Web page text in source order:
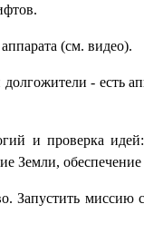
(см. видео).
- есть
и проверка
Земли,
Запустить миссию